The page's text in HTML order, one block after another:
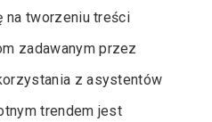
na tworzeniu treści
zadawanym przez
z asystentów
trendem jest